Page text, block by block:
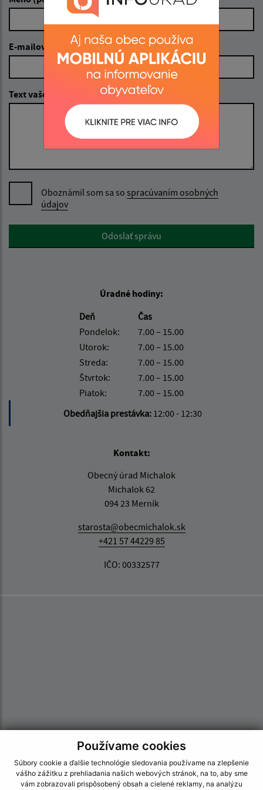
Používame cookies
Súbory cookie a ďalšie technológie sledovania používame na zlepšenie
vášho zážitku z prehliadania našich webových stránok, na to, aby sme
vám zobrazovali prispôsobený obsah a cielené reklamy, na analýzu
E-mailová adresa (povinné)
Text vašej správy (povinné)
Oboznámil som sa so spracúvaním osobných
údajov
Google reCaptcha ResponseOdoslať správu
Úradné hodiny:
Deň
Čas
Pondelok:
7.00 – 15.00
Utorok:
7.00 – 15.00
Streda:
7.00 – 15.00
Štvrtok:
7.00 – 15.00
Piatok:
7.00 – 15.00
Obedňajšia prestávka: 12:00 - 12:30
Kontakt:
Obecný úrad Michalok
Michalok 62
094 23 Merník
starosta@obecmichalok.sk
+421 57 44229 85
IČO: 00332577
Informácie o stránke: